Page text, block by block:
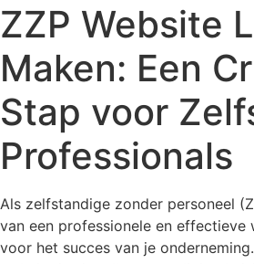
ZZP Website
Maken: Een
Stap voor
Professionals
Als zelfstandige zonder personeel
van een professionele en effectieve
voor het succes van je